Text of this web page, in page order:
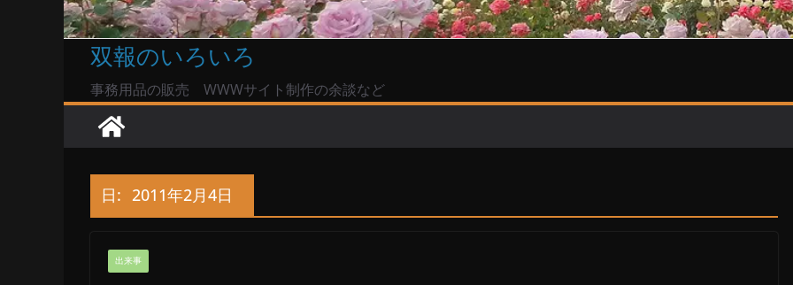
プ
双報のいろいろ
事務用品の販売 WWWサイト制作の余談など
日: 2011年2月4日
出来事